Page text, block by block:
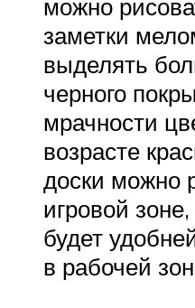
можно
заметки
выделять
черного
мрачности
возрасте
доски можно
игровой
будет
в рабочей